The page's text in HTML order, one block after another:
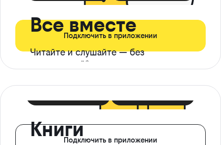
Все вместе
Читайте и слушайте — без
ограничений*
Подключить в приложении
КнигиПодключить в приложении